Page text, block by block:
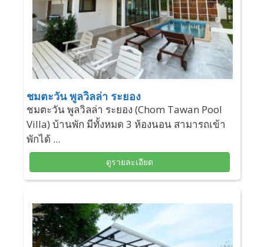
ชมตะวัน พูลวิลล่า ระยอง
ชมตะวัน พูลวิลล่า ระยอง (Chom Tawan Pool
Villa) บ้านพัก มีทั้งหมด 3 ห้องนอน สามารถเข้า
พักได้ ...
ดูรายละเอียด